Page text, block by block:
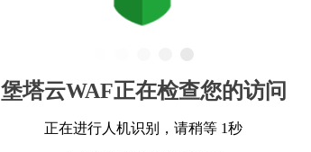
堡塔云WAF正在检查您的访问
正在进行人机识别，请稍等 1秒